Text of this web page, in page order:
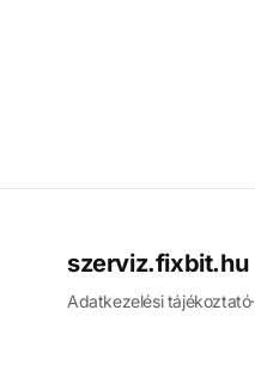
szerviz.fixbit.hu
Adatkezelési tájékoztató·